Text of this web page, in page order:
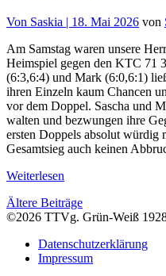
Von Saskia | 18. Mai 2026 von
Am Samstag waren unsere
Heimspiel gegen den KTC 71
(6:3,6:4) und Mark (6:0,6:1)
ihren Einzeln kaum Chancen
vor dem Doppel. Sascha und
walten und bezwungen ihre
ersten Doppels absolut würdig
Gesamtsieg auch keinen
Weiterlesen
Beitragsnavigation
Ältere Beiträge
©2026 TTVg. Grün-Weiß
Datenschutzerklärung
Impressum